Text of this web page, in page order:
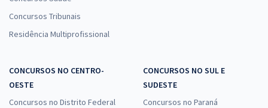
Concursos Tribunais
Residência Multiprofissional
CONCURSOS NO CENTRO-
OESTE
Concursos no Distrito Federal
CONCURSOS NO SUL E
SUDESTE
Concursos no Paraná